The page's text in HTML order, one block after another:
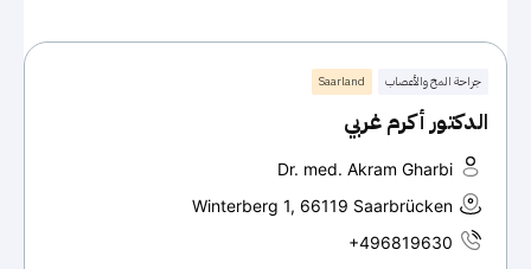
جراحة المخ والأعصاب Saarland
الدكتور أكرم غربي
Dr. med. Akram Gharbi
Winterberg 1, 66119 Saarbrücken
+496819630